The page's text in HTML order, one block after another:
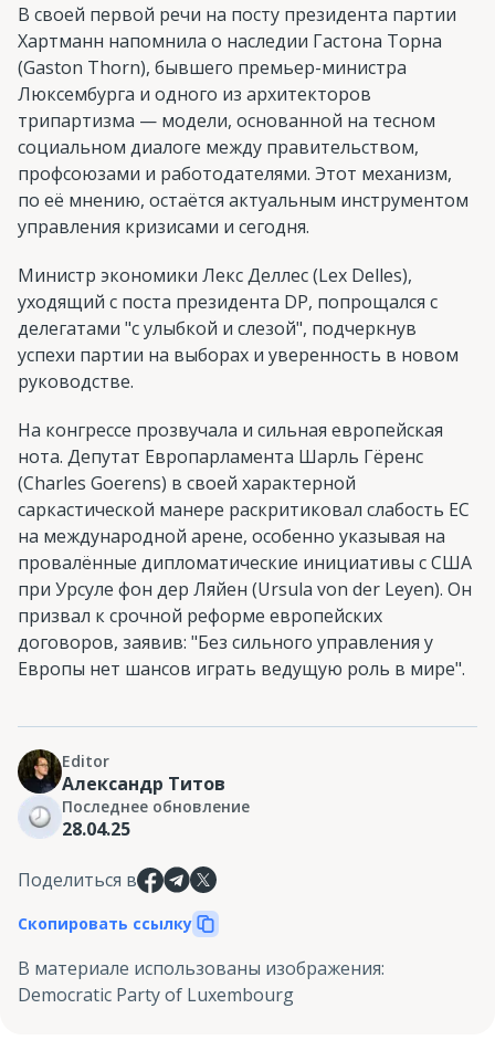
В своей первой речи на посту президента партии
Хартманн напомнила о наследии Гастона Торна
(Gaston Thorn), бывшего премьер-министра
Люксембурга и одного из архитекторов
трипартизма — модели, основанной на тесном
социальном диалоге между правительством,
профсоюзами и работодателями. Этот механизм,
по её мнению, остаётся актуальным инструментом
управления кризисами и сегодня.
Министр экономики Лекс Деллес (Lex Delles),
уходящий с поста президента DP, попрощался с
делегатами "с улыбкой и слезой", подчеркнув
успехи партии на выборах и уверенность в новом
руководстве.
На конгрессе прозвучала и сильная европейская
нота. Депутат Европарламента Шарль Гёренс
(Charles Goerens) в своей характерной
саркастической манере раскритиковал слабость ЕС
на международной арене, особенно указывая на
провалённые дипломатические инициативы с США
при Урсуле фон дер Ляйен (Ursula von der Leyen). Он
призвал к срочной реформе европейских
договоров, заявив: "Без сильного управления у
Европы нет шансов играть ведущую роль в мире".
Editor
Александр Титов
Последнее обновление
28.04.25
Поделиться в
Скопировать ссылку
В материале использованы изображения:
Democratic Party of Luxembourg